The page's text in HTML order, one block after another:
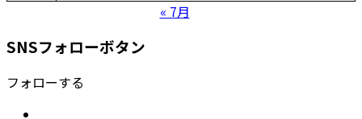
« 7月
SNSフォローボタン
フォローする